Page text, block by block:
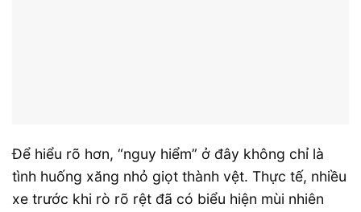
Để hiểu rõ hơn, “nguy hiểm” ở đây không chỉ là
tình huống xăng nhỏ giọt thành vệt. Thực tế, nhiều
xe trước khi rò rõ rệt đã có biểu hiện mùi nhiên